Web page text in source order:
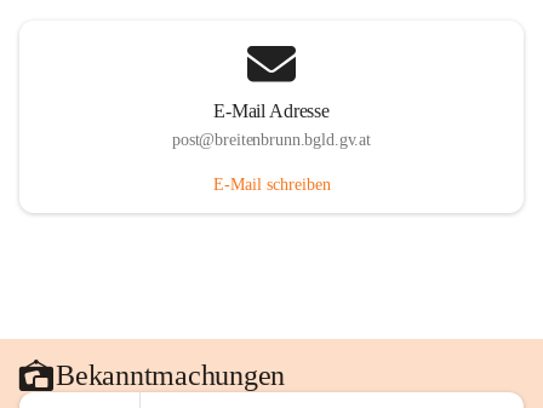
E-Mail Adresse
post@breitenbrunn.bgld.gv.at
E-Mail schreiben
Bekanntmachungen